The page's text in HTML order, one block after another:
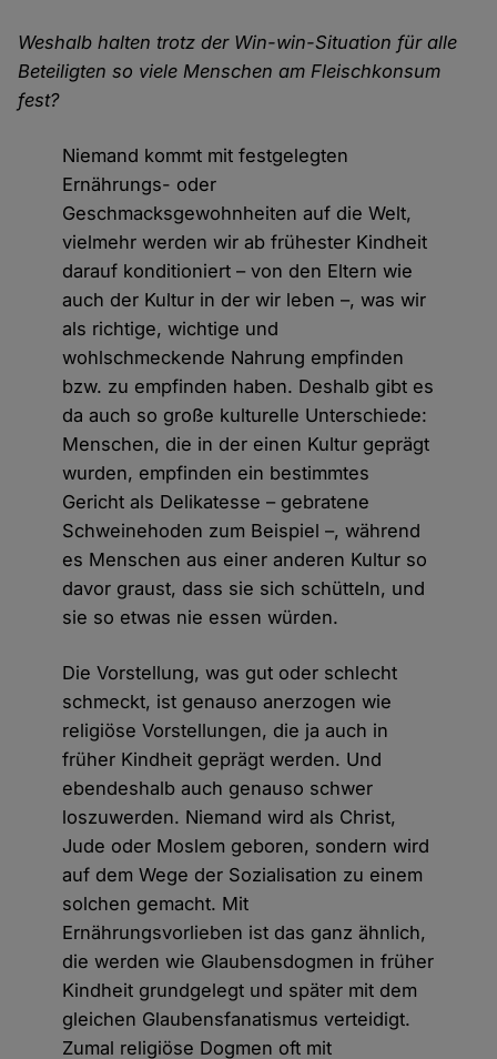
Weshalb halten trotz der Win-win-Situation für alle
Beteiligten so viele Menschen am Fleischkonsum
fest?
Niemand kommt mit festgelegten
Ernährungs- oder
Geschmacksgewohnheiten auf die Welt,
vielmehr werden wir ab frühester Kindheit
darauf konditioniert – von den Eltern wie
auch der Kultur in der wir leben –, was wir
als richtige, wichtige und
wohlschmeckende Nahrung empfinden
bzw. zu empfinden haben. Deshalb gibt es
da auch so große kulturelle Unterschiede:
Menschen, die in der einen Kultur geprägt
wurden, empfinden ein bestimmtes
Gericht als Delikatesse – gebratene
Schweinehoden zum Beispiel –, während
es Menschen aus einer anderen Kultur so
davor graust, dass sie sich schütteln, und
sie so etwas nie essen würden.
Die Vorstellung, was gut oder schlecht
schmeckt, ist genauso anerzogen wie
religiöse Vorstellungen, die ja auch in
früher Kindheit geprägt werden. Und
ebendeshalb auch genauso schwer
loszuwerden. Niemand wird als Christ,
Jude oder Moslem geboren, sondern wird
auf dem Wege der Sozialisation zu einem
solchen gemacht. Mit
Ernährungsvorlieben ist das ganz ähnlich,
die werden wie Glaubensdogmen in früher
Kindheit grundgelegt und später mit dem
gleichen Glaubensfanatismus verteidigt.
Zumal religiöse Dogmen oft mit